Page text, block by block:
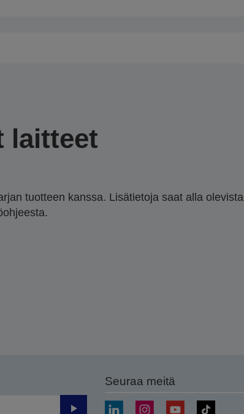
laitteet
tuotteen kanssa. Lisätietoja saat alla olevista
Seuraa meitä